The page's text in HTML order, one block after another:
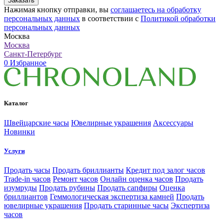
Нажимая кнопку отправки, вы соглашаетесь на обработку
персональных данных в соответствии с Политикой обработки
персональных данных
Москва
Москва
Санкт-Петербург
0 Избранное
Каталог
Швейцарские часы Ювелирные украшения Аксессуары
Новинки
Услуги
Продать часы Продать бриллианты Кредит под залог часов
Trade-in часов Ремонт часов Онлайн оценка часов Продать
изумруды Продать рубины Продать сапфиры Оценка
бриллиантов Геммологическая экспертиза камней Продать
ювелирные украшения Продать старинные часы Экспертиза
часов